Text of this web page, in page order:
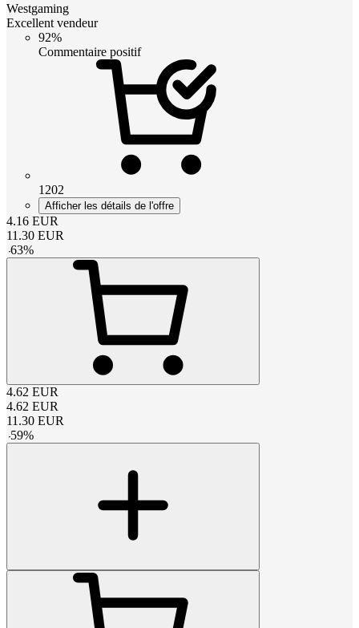
Westgaming
Excellent vendeur
92%
Commentaire positif
1202
Afficher les détails de l'offre
4.16 EUR
11.30 EUR
-63%
4.62 EUR
4.62 EUR
11.30 EUR
-59%